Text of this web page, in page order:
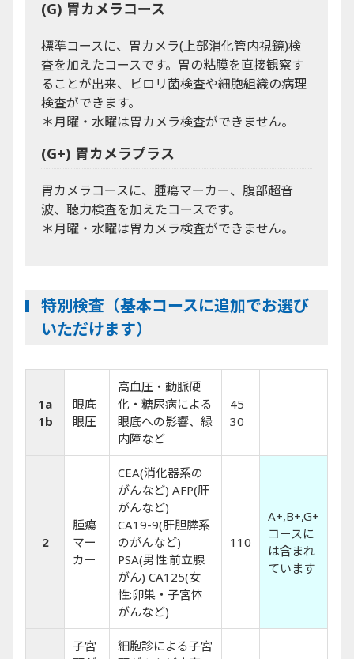
(G) 胃カメラコース
標準コースに、胃カメラ(上部消化管内視鏡)検
査を加えたコースです。胃の粘膜を直接観察す
ることが出来、ピロリ菌検査や細胞組織の病理
検査ができます。
＊月曜・水曜は胃カメラ検査ができません。
(G+) 胃カメラプラス
胃カメラコースに、腫瘍マーカー、腹部超音
波、聴力検査を加えたコースです。
＊月曜・水曜は胃カメラ検査ができません。
特別検査 （基本コースに追加でお選び
いただけます）
1a
1b
眼底
眼圧
高血圧・動脈硬
化・糖尿病による
眼底への影響、緑
内障など
45
30
2
腫瘍
マー
カー
CEA(消化器系の
がんなど) AFP(肝
がんなど)
CA19-9(肝胆膵系
のがんなど)
PSA(男性:前立腺
がん) CA125(女
性:卵巣・子宮体
がんなど)
110
A+,B+,G+
コースに
は含まれ
ています
子宮
細胞診による子宮